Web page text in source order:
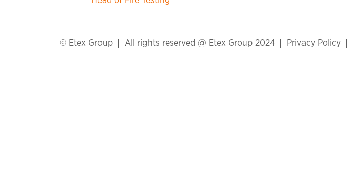
© Etex Group All rights reserved @ Etex Group 2024 Privacy Policy